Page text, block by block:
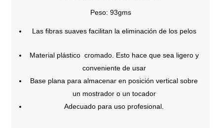
Peso: 93gms
Las fibras suaves facilitan la eliminación de los pelos
Material plástico cromado. Esto hace que sea ligero y
conveniente de usar
Base plana para almacenar en posición vertical sobre
un mostrador o un tocador
Adecuado para uso profesional.